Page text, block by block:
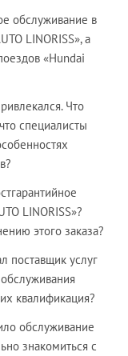
обслуживание в
LINORISS», а
«Hundai
Что
специалисты
LINORISS»?
этого заказа?
поставщик услуг
квалификация?
обслуживание
знакомиться с